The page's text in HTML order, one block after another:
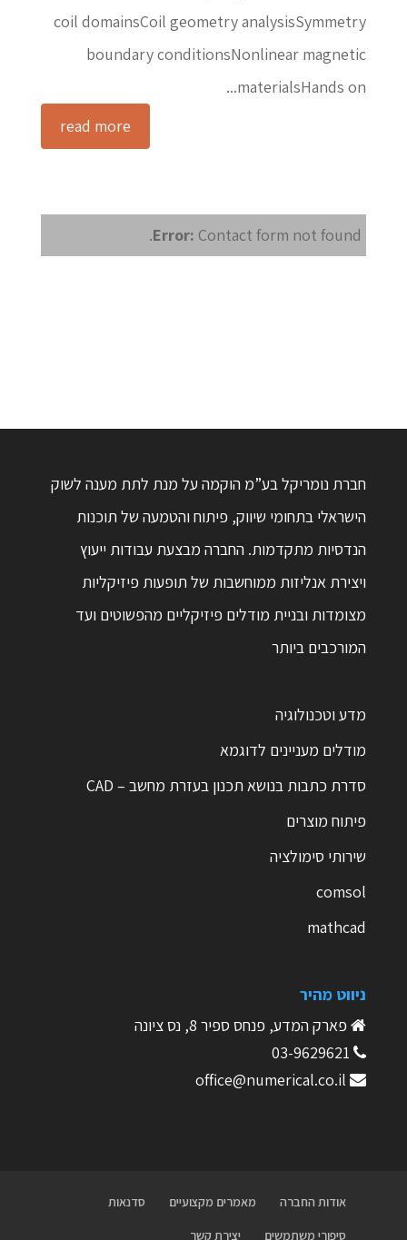
Error: Contact form not found.
coil domainsCoil geometry analysisSymmetry
boundary conditionsNonlinear magnetic
materialsHands on...
read more
חברת נומריקל בע”מ הוקמה על מנת לתת מענה לשוק
הישראלי בתחומי שיווק, פיתוח והטמעה של תוכנות
הנדסיות מתקדמות. החברה מבצעת עבודות ייעוץ
ויצירת אנליזות ממוחשבות של תופעות פיזיקליות
מצומדות ובניית מודלים פיזיקליים מהפשוטים ועד
המורכבים ביותר
מדע וטכנולוגיה
מודלים מעניינים לדוגמא
סדרת כתבות בנושא תכנון בעזרת מחשב – CAD
פיתוח מוצרים
שירותי סימולציה
comsol
mathcad
ניווט מהיר
פארק המדע, פנחס ספיר 8, נס ציונה
03-9629621
office@numerical.co.il
אודות החברה מאמרים מקצועיים סדנאות
סיפורי משתמשים יצירת קשר